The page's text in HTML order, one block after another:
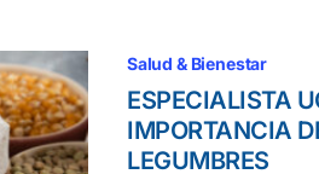
Salud & Bienestar
ESPECIALISTA
IMPORTANCIA
LEGUMBRES